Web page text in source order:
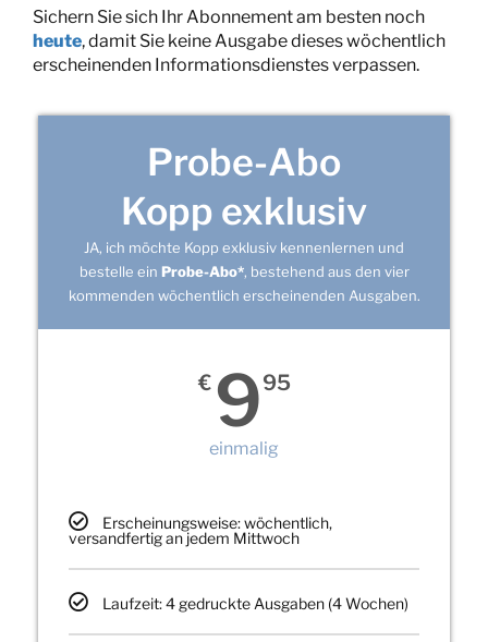
Sichern Sie sich Ihr Abonnement am besten noch
heute, damit Sie keine Ausgabe dieses wöchentlich
erscheinenden Informationsdienstes verpassen.
Probe-Abo
Kopp exklusiv
JA, ich möchte Kopp exklusiv kennenlernen und
bestelle ein Probe-Abo*, bestehend aus den vier
kommenden wöchentlich erscheinenden Ausgaben.
€ 995
einmalig
Erscheinungsweise: wöchentlich,
versandfertig an jedem Mittwoch
Laufzeit: 4 gedruckte Ausgaben (4 Wochen)